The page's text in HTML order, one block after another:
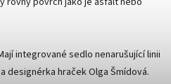
integrované sedlo nenarušující linii
designérka hraček Olga Šmídová.